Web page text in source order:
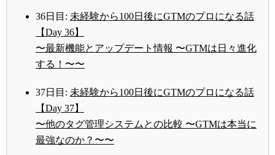
36日目: 未経験から100日後にGTMのプロになる話
【Day 36】
〜最新機能とアップデート情報 〜GTMは日々進化
する！〜〜
37日目: 未経験から100日後にGTMのプロになる話
【Day 37】
〜他のタグ管理システムとの比較 〜GTMは本当に
最強なのか？〜〜